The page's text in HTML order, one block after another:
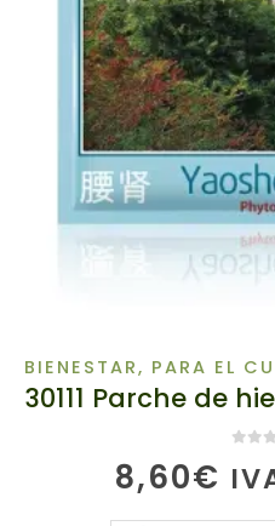
BIENESTAR, PARA EL
8,60€